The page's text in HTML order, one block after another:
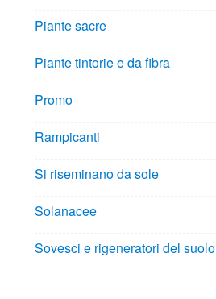
Piante sacre
Piante tintorie e da fibra
Promo
Rampicanti
Si riseminano da sole
Solanacee
Sovesci e rigeneratori del suolo